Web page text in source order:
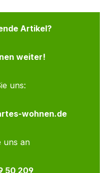
Artikel?
weiter!
uns:
wohnen.de
uns an
50 209